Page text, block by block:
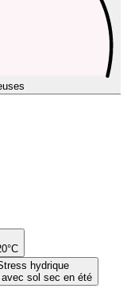
hydrique
sol sec en été